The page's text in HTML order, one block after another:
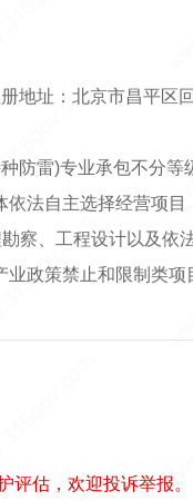
地址：北京市昌平区
防雷)专业承包不分等
法自主选择经营项
察、工程设计以及依
政策禁止和限制类项
评估，欢迎投诉举报。